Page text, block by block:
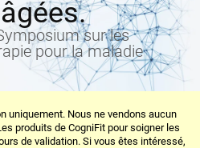
sur les
pour la maladie
uniquement. Nous ne vendons aucun
produits de CogniFit pour soigner les
de validation. Si vous êtes intéressé,